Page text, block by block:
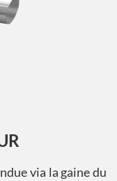
via la gaine du